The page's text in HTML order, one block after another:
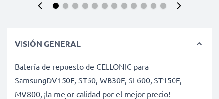
VISIÓN GENERAL
Batería de repuesto de CELLONIC para
SamsungDV150F, ST60, WB30F, SL600, ST150F,
MV800, ¡la mejor calidad por el mejor precio!